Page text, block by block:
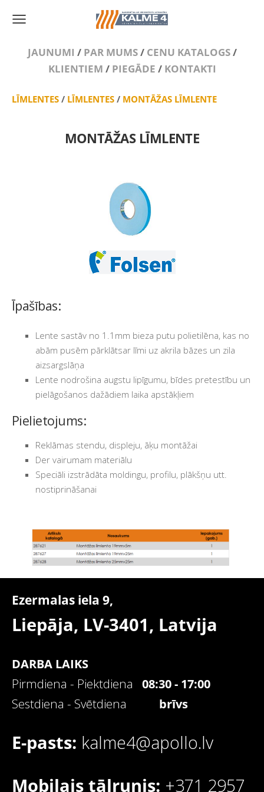
JAUNUMI / PAR MUMS/ CENU KATALOGS/
KLIENTIEM / PIEGĀDE / KONTAKTI
LĪMLENTES / LĪMLENTES / MONTĀŽAS LĪMLENTE
MONTĀŽAS LĪMLENTE
Īpašības:
Lente sastāv no 1.1mm bieza putu polietilēna, kas no
abām pusēm pārklātsar līmi uz akrila bāzes un zila
aizsargslāņa
Lente nodrošina augstu lipīgumu, bīdes pretestību un
pielāgošanos dažādiem laika apstākļiem
Pielietojums:
Reklāmas stendu, displeju, āķu montāžai
Der vairumam materiālu
Speciāli izstrādāta moldingu, profilu, plākšņu utt.
nostiprināšanai
Ezermalas iela 9,
Liepāja, LV-3401, Latvija
DARBA LAIKS
Pirmdiena - Piektdiena 08:30 - 17:00
Sestdiena - Svētdiena brīvs
E-pasts: kalme4@apollo.lv
Mobilais tālrunis: +371 2957